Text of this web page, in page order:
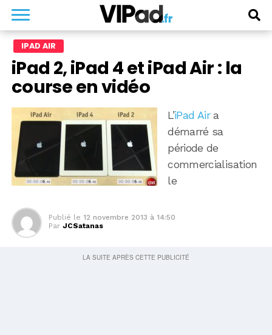
IPAD AIR
iPad 2, iPad 4 et iPad Air : la
course en vidéo
L’iPad Aira
démarré sa
période de
commercialisation
le
Publié le 12 novembre 2013 à 14:50
Par JCSatanas